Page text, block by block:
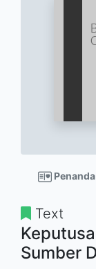
Penanda
Text
Sumber